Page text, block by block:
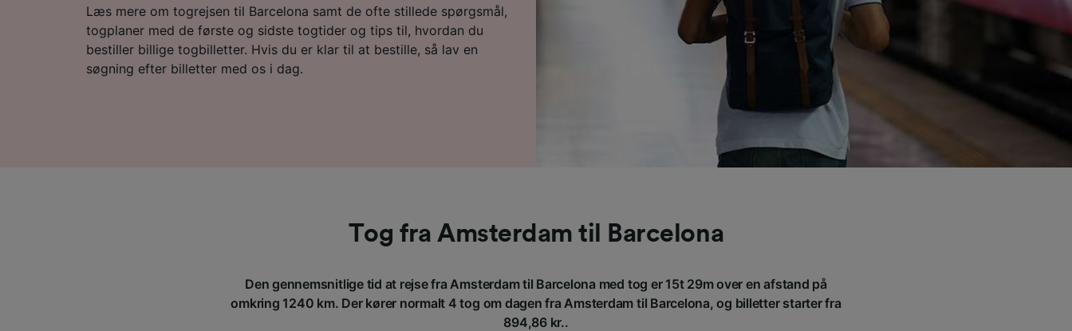
Læs mere om togrejsen til Barcelona samt de ofte stillede spørgsmål,
togplaner med de første og sidste togtider og tips til, hvordan du
bestiller billige togbilletter. Hvis du er klar til at bestille, så lav en
søgning efter billetter med os i dag.
Tog fra Amsterdam til Barcelona
Den gennemsnitlige tid at rejse fra Amsterdam til Barcelona med tog er 15t 29m over en afstand på
omkring 1240 km. Der kører normalt 4 tog om dagen fra Amsterdam til Barcelona, og billetter starter fra
894,86 kr..